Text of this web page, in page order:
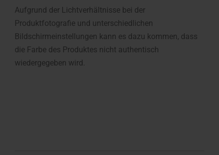
Aufgrund der Lichtverhältnisse bei der
Produktfotografie und unterschiedlichen
Bildschirmeinstellungen kann es dazu kommen, dass
die Farbe des Produktes nicht authentisch
wiedergegeben wird.